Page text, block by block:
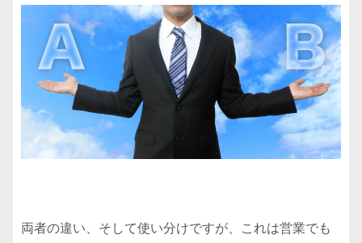
両者の違い、そして使い分けですが、これは営業でも